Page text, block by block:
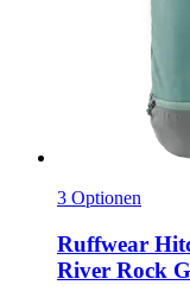
3 Optionen
Ruffwear
River Rock